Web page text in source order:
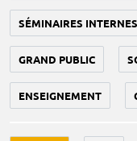
SÉMINAIRES INTERNES
GRAND PUBLIC
ENSEIGNEMENT